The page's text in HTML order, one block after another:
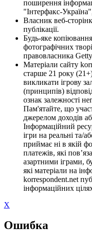
поширення
"Інтерфакс-
Власник веб-
публікації.
Будь-яке
фотографічних
правовласника
Матеріали сайту
старше 21 року
викликати ігрову
(принципів)
ознак залежності
Пам'ятайте, що
джерелом доходів
Інформаційний
ігри на реальні та/
приймає ні в якій
платежів, які
азартними іграми,
які матеріали на
korrespondent.net
інформаційних
X
Ошибка